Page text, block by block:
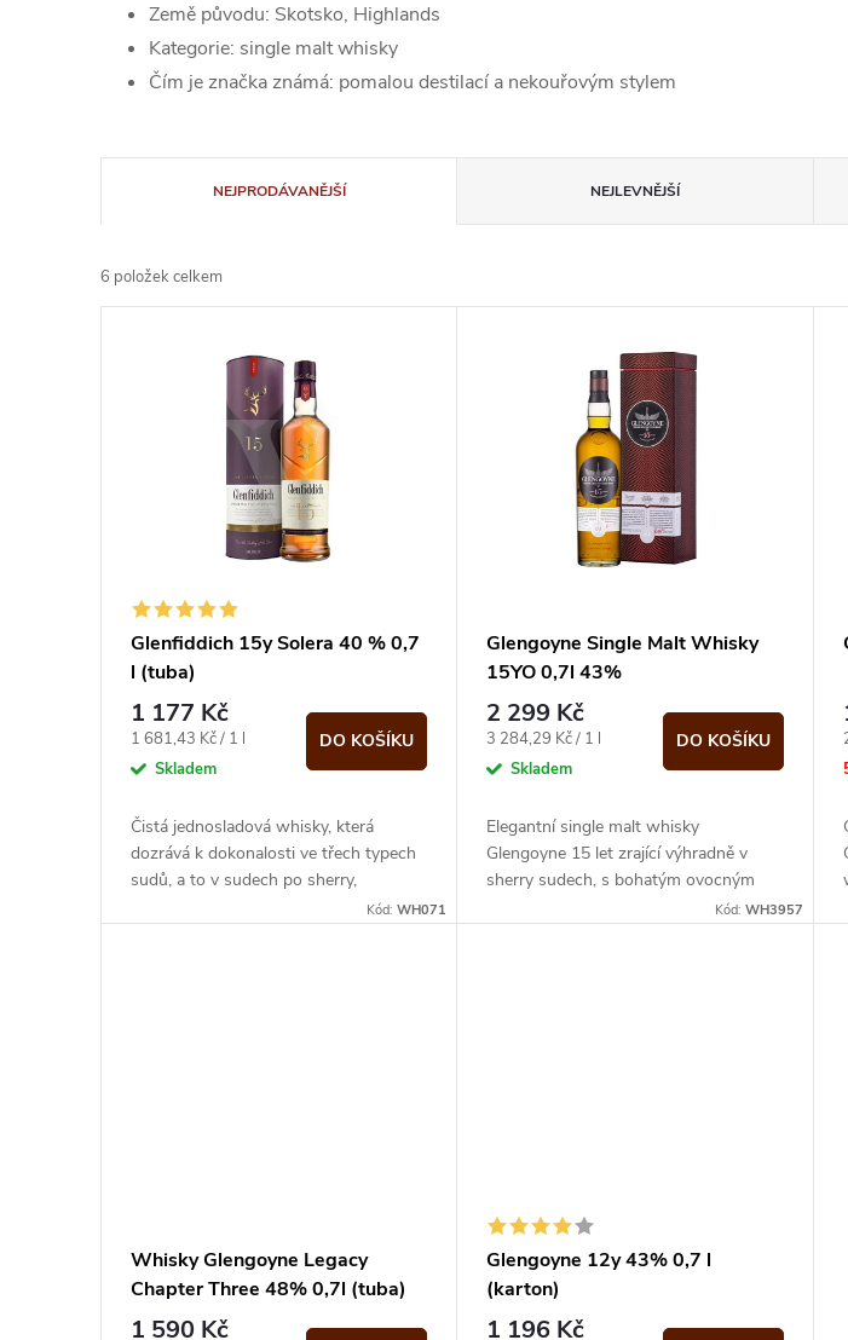
Země původu: Skotsko, Highlands
Kategorie: single malt whisky
Čím je značka známá: pomalou destilací a nekouřovým stylem
a
z
t
NEJPRODÁVANĚJŠÍ NEJLEVNĚJŠÍ
6 položek celkem
k
Glenfiddich 15y Solera 40 % 0,7
l (tuba)
1 177 Kč
Měrná
cena:
1 681,43 Kč / 1 l
Skladem
DO KOŠÍKU
Čistá jednosladová whisky, která
dozrává k dokonalosti ve třech typech
sudů, a to v sudech po sherry,
Kód:WH071
Glengoyne Single Malt Whisky
15YO 0,7l 43%
2 299 Kč
Měrná
cena:
3 284,29 Kč / 1 l
Skladem
DO KOŠÍKU
Elegantní single malt whisky
Glengoyne 15 let zrající výhradně v
sherry sudech, s bohatým ovocným
Kód: WH3957
Whisky Glengoyne Legacy
Chapter Three 48% 0,7l (tuba)
1 590 Kč
Glengoyne 12y 43% 0,7 l
(karton)
1 196 Kč